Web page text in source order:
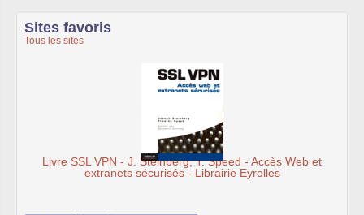
Sites favoris
Tous les sites
Livre SSL VPN - J. Steinberg, T. Speed - Accès Web et
extranets sécurisés - Librairie Eyrolles